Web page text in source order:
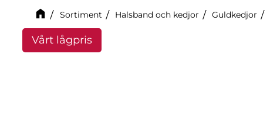
Sortiment Halsband och kedjor Guldkedjor